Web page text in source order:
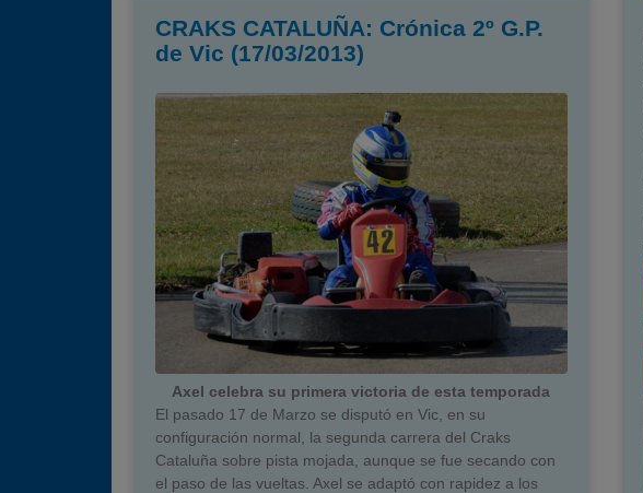
CRAKS CATALUÑA: Crónica 2º G.P.
de Vic (17/03/2013)
Axel celebra su primera victoria de esta temporada
El pasado 17 de Marzo se disputó en Vic, en su
configuración normal, la segunda carrera del Craks
Cataluña sobre pista mojada, aunque se fue secando con
el paso de las vueltas. Axel se adaptó con rapidez a los